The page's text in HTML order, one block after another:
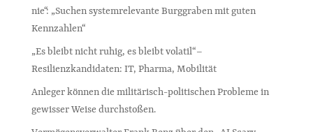
nie“: „Suchen systemrelevante Burggraben mit guten
Kennzahlen“
„Es bleibt nicht ruhig, es bleibt volatil“ –
Resilienzkandidaten: IT, Pharma, Mobilität
Anleger können die militärisch-politischen Probleme in
gewisser Weise durchstoßen.